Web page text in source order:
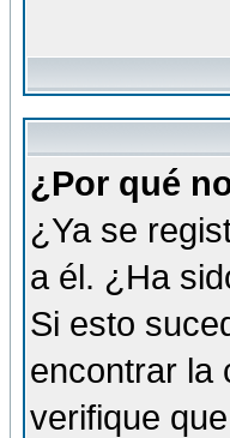
¿Por qué
¿Ya se
a él. ¿Ha
Si esto
encontrar la
verifique